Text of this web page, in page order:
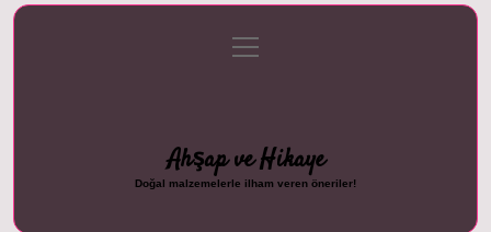
Gizlilik Politikası
menüyü
aç
Ahşap ve Hikaye
Doğal malzemelerle ilham veren öneriler!